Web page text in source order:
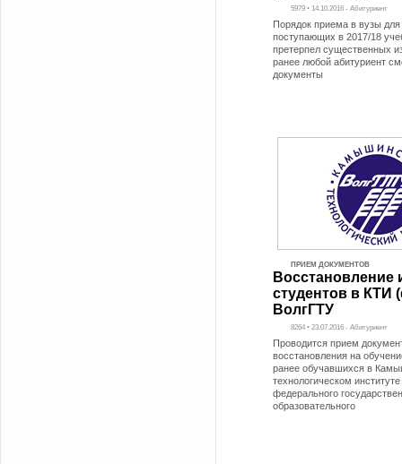
5979 • 14.10.2016 - Абитуриент
Порядок приема в вузы для
поступающих в 2017/18
претерпел существенных
ранее любой абитуриент
документы
ПРИЕМ ДОКУМЕНТОВ
Восстановление
студентов в КТИ
ВолгГТУ
8264 • 23.07.2016 - Абитуриент
Проводится прием
восстановления на
ранее обучавшихся в
технологическом
федерального
образовательного